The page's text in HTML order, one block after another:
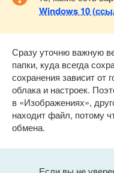
Windows 10
Сразу уточню важную
папки, куда всегда
сохранения зависит от
облака и настроек.
в «Изображениях»,
находит файл, потому
обмена.